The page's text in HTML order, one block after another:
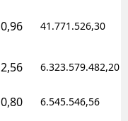
0,96 41.771.526,30
2,56 6.323.579.482,20
0,80 6.545.546,56